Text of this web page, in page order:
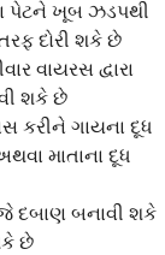
પેટને ખૂબ ઝડપથી
દોરી શકે છે
વાયરસ દ્વારા
શકે છે
કરીને ગાયના દૂધ
માતાના દૂધ
દબાણ બનાવી શકે
છે